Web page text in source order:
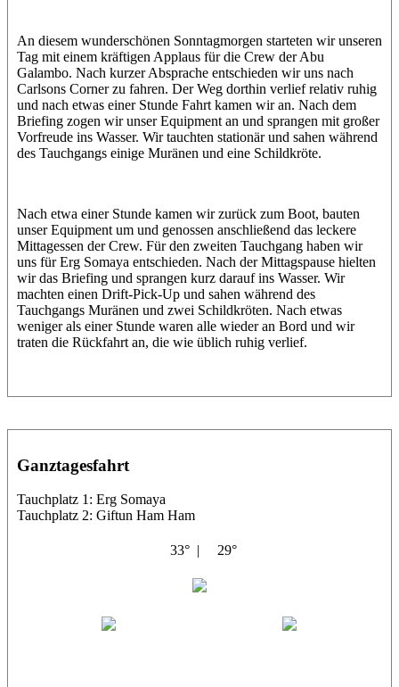
An diesem wunderschönen Sonntagmorgen starteten wir unseren
Tag mit einem kräftigen Applaus für die Crew der Abu
Galambo. Nach kurzer Absprache entschieden wir uns nach
Carlsons Corner zu fahren. Der Weg dorthin verlief relativ ruhig
und nach etwas einer Stunde Fahrt kamen wir an. Nach dem
Briefing zogen wir unser Equipment an und sprangen mit großer
Vorfreude ins Wasser. Wir tauchten stationär und sahen während
des Tauchgangs einige Muränen und eine Schildkröte.
Nach etwa einer Stunde kamen wir zurück zum Boot, bauten
unser Equipment um und genossen anschließend das leckere
Mittagessen der Crew. Für den zweiten Tauchgang haben wir
uns für Erg Somaya entschieden. Nach der Mittagspause hielten
wir das Briefing und sprangen kurz darauf ins Wasser. Wir
machten einen Drift-Pick-Up und sahen während des
Tauchgangs Muränen und zwei Schildkröten. Nach etwas
weniger als einer Stunde waren alle wieder an Bord und wir
traten die Rückfahrt an, die wie üblich ruhig verlief.
Ganztagesfahrt
Tauchplatz 1: Erg Somaya
Tauchplatz 2: Giftun Ham Ham
33° | 29°